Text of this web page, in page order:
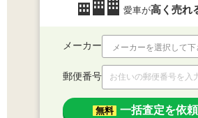
愛車が高く売れ
メーカー
郵便番号
無料 一括査定を依